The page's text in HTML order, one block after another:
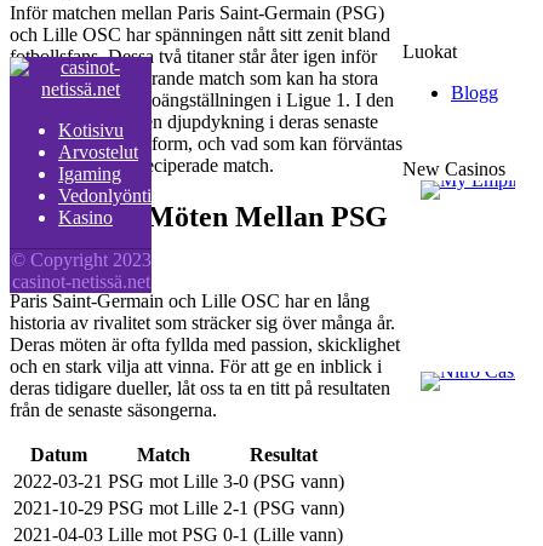
Inför matchen mellan Paris Saint-Germain (PSG)
och Lille OSC har spänningen nått sitt zenit bland
fotbollsfans. Dessa två titaner står åter igen inför
varandra i en avgörande match som kan ha stora
implikationer för poängställningen i Ligue 1. I den
här artikeln tar vi en djupdykning i deras senaste
möten, nuvarande form, och vad som kan förväntas
av denna högt anteciperade match.
Historiska Möten Mellan PSG
och Lille
Paris Saint-Germain och Lille OSC har en lång
historia av rivalitet som sträcker sig över många år.
Deras möten är ofta fyllda med passion, skicklighet
och en stark vilja att vinna. För att ge en inblick i
deras tidigare dueller, låt oss ta en titt på resultaten
från de senaste säsongerna.
Datum Match
Resultat
2022-03-21 PSG mot Lille 3-0 (PSG vann)
2021-10-29 PSG mot Lille 2-1 (PSG vann)
2021-04-03 Lille mot PSG 0-1 (Lille vann)
Luokat
Blogg
New Casinos
Kotisivu
Arvostelut
Igaming
Vedonlyönti
Kasino
© Copyright 2023
casinot-netissä.net